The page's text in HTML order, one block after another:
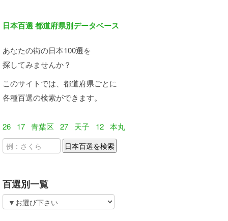
日本百選 都道府県別データベース
あなたの街の日本100選を
探してみませんか？
このサイトでは、都道府県ごとに
各種百選の検索ができます。
26 17 青葉区 27 天子 12 本丸
百選別一覧